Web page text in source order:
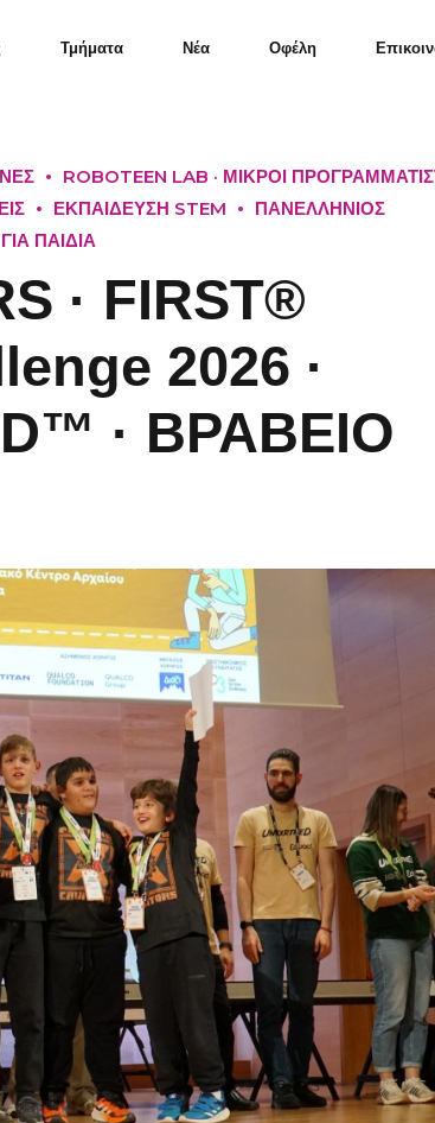
Τμήματα Νέα Οφέλη
ROBOTEEN LAB · ΜΙΚΡΟΙ
ΕΚΠΑΙΔΕΥΣΗ STEM
ΠΑΝΕΛΛΗΝΙΟΣ
ΠΑΙΔΙΑ
· FIRST®
2026 ·
· ΒΡΑΒΕΙΟ